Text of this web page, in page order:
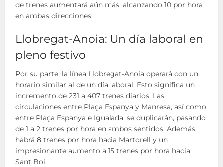
de trenes aumentará aún más, alcanzando 10 por hora
en ambas direcciones.
Llobregat-Anoia: Un día laboral en
pleno festivo
Por su parte, la línea Llobregat-Anoia operará con un
horario similar al de un día laboral. Esto significa un
incremento de 231 a 407 trenes diarios. Las
circulaciones entre Plaça Espanya y Manresa, así como
entre Plaça Espanya e Igualada, se duplicarán, pasando
de 1 a 2 trenes por hora en ambos sentidos. Además,
habrá 8 trenes por hora hacia Martorell y un
impresionante aumento a 15 trenes por hora hacia
Sant Boi.